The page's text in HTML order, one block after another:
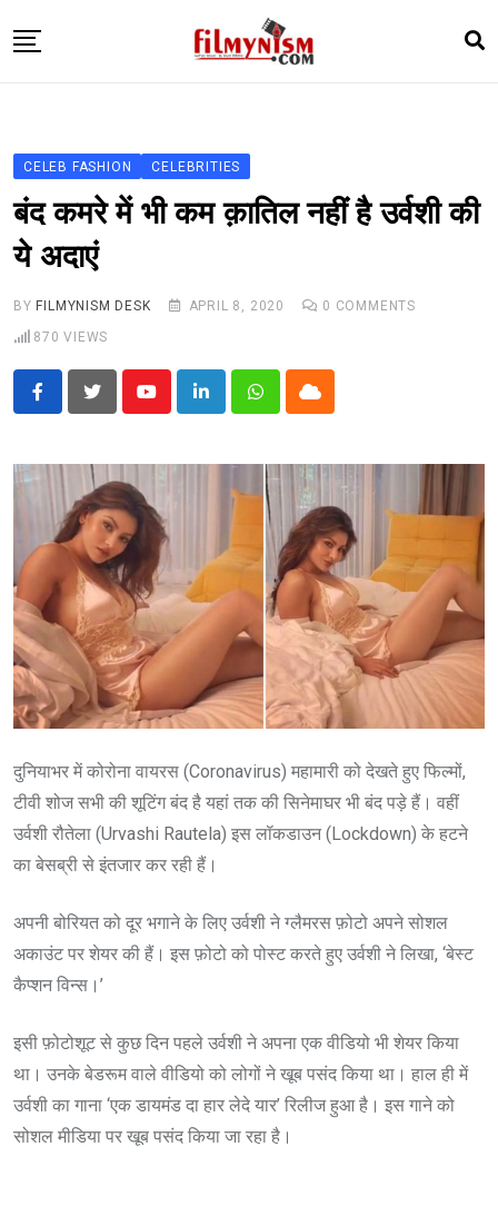
to
TELEVISION
BHOJPURI
NEWS ABTAK
STARRY SIDES
CELEB FASHION CELEBRITIES
बंद कमरे में भी कम क़ातिल नहीं है उर्वशी की
ये अदाएं
BY FILMYNISM DESK APRIL 8, 2020 0 COMMENTS
870 VIEWS
YoutubeLinkedInWhatsappCloud
दुनियाभर में कोरोना वायरस (Coronavirus) महामारी को देखते हुए फिल्मों,
टीवी शोज सभी की शूटिंग बंद है यहां तक की सिनेमाघर भी बंद पड़े हैं। वहीं
उर्वशी रौतेला (Urvashi Rautela) इस लॉकडाउन (Lockdown) के हटने
का बेसब्री से इंतजार कर रही हैं।
अपनी बोरियत को दूर भगाने के लिए उर्वशी ने ग्लैमरस फ़ोटो अपने सोशल
अकाउंट पर शेयर की हैं। इस फ़ोटो को पोस्ट करते हुए उर्वशी ने लिखा, ‘बेस्ट
कैप्शन विन्स।’
इसी फ़ोटोशूट से कुछ दिन पहले उर्वशी ने अपना एक वीडियो भी शेयर किया
था। उनके बेडरूम वाले वीडियो को लोगों ने खूब पसंद किया था। हाल ही में
उर्वशी का गाना ‘एक डायमंड दा हार लेदे यार’ रिलीज हुआ है। इस गाने को
सोशल मीडिया पर खूब पसंद किया जा रहा है।